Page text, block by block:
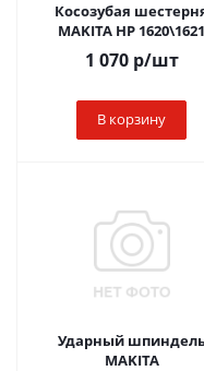
Косозубая
MAKITA HP 1620\1621
1 070р/шт
В корзину
Ударный
MAKITA